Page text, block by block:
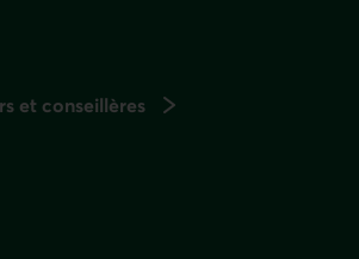
et conseillères